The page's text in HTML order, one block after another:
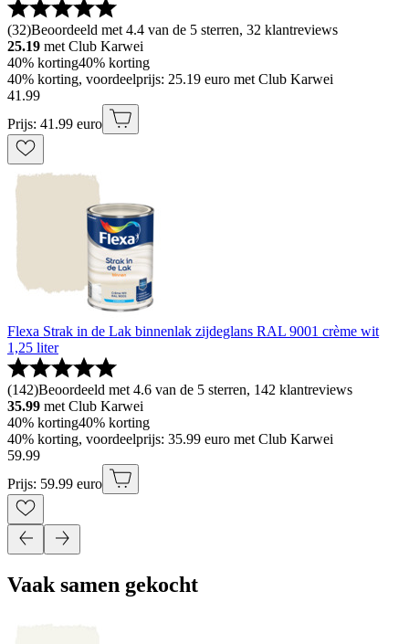
(32)Beoordeeld met 4.4 van de 5 sterren, 32 klantreviews
25.19 met Club Karwei
40% korting40% korting
40% korting, voordeelprijs: 25.19 euro met Club Karwei
41 .99
Prijs: 41.99 euro
Flexa Strak in de Lak binnenlak zijdeglans RAL 9001 crème wit
1,25 liter
(142)Beoordeeld met 4.6 van de 5 sterren, 142 klantreviews
35.99 met Club Karwei
40% korting40% korting
40% korting, voordeelprijs: 35.99 euro met Club Karwei
59.99
Prijs: 59.99 euro
Vaak samen gekocht